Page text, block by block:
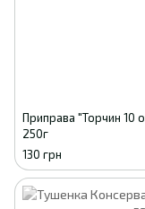
Приправа "Торчин 10
250г
130 грн